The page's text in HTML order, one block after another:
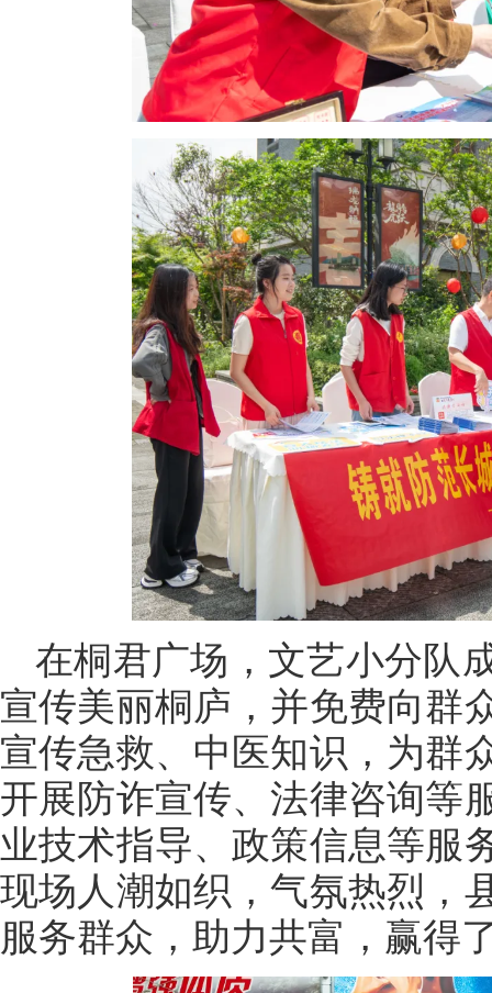
在桐君广场，文艺小分队
宣传美丽桐庐，并免费向群
宣传急救、中医知识，为群
开展防诈宣传、法律咨询等
业技术指导、政策信息等服
现场人潮如织，气氛热烈，
服务群众，助力共富，赢得